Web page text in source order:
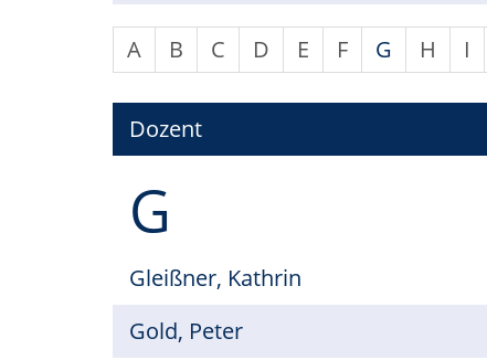
A B C D E F G H I
Dozent
G
Gleißner, Kathrin
Gold, Peter